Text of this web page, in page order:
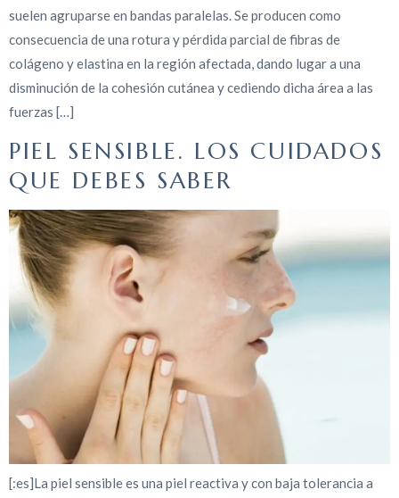
suelen agruparse en bandas paralelas. Se producen como
consecuencia de una rotura y pérdida parcial de fibras de
colágeno y elastina en la región afectada, dando lugar a una
disminución de la cohesión cutánea y cediendo dicha área a las
fuerzas […]
PIEL SENSIBLE. LOS CUIDADOS
QUE DEBES SABER
[:es]La piel sensible es una piel reactiva y con baja tolerancia a